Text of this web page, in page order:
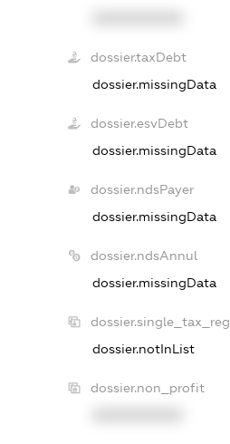
dossier.taxDebt
dossier.missingData
dossier.esvDebt
dossier.missingData
dossier.ndsPayer
dossier.missingData
dossier.ndsAnnul
dossier.missingData
dossier.single_tax_reg
dossier.notInList
dossier.non_profit